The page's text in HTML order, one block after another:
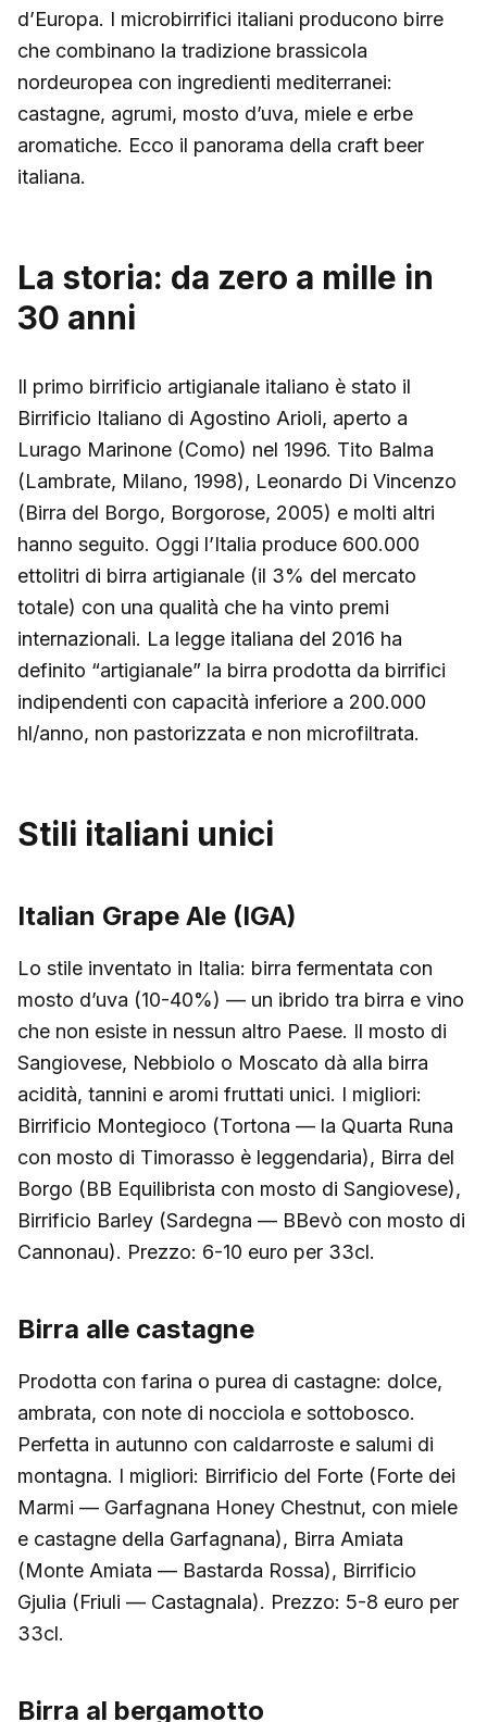
d’Europa. I microbirrifici italiani producono birre
che combinano la tradizione brassicola
nordeuropea con ingredienti mediterranei:
castagne, agrumi, mosto d’uva, miele e erbe
aromatiche. Ecco il panorama della craft beer
italiana.
La storia: da zero a mille in
30 anni
Il primo birrificio artigianale italiano è stato il
Birrificio Italiano di Agostino Arioli, aperto a
Lurago Marinone (Como) nel 1996. Tito Balma
(Lambrate, Milano, 1998), Leonardo Di Vincenzo
(Birra del Borgo, Borgorose, 2005) e molti altri
hanno seguito. Oggi l’Italia produce 600.000
ettolitri di birra artigianale (il 3% del mercato
totale) con una qualità che ha vinto premi
internazionali. La legge italiana del 2016 ha
definito “artigianale” la birra prodotta da birrifici
indipendenti con capacità inferiore a 200.000
hl/anno, non pastorizzata e non microfiltrata.
Stili italiani unici
Italian Grape Ale (IGA)
Lo stile inventato in Italia: birra fermentata con
mosto d’uva (10-40%) — un ibrido tra birra e vino
che non esiste in nessun altro Paese. Il mosto di
Sangiovese, Nebbiolo o Moscato dà alla birra
acidità, tannini e aromi fruttati unici. I migliori:
Birrificio Montegioco (Tortona — la Quarta Runa
con mosto di Timorasso è leggendaria), Birra del
Borgo (BB Equilibrista con mosto di Sangiovese),
Birrificio Barley (Sardegna — BBevò con mosto di
Cannonau). Prezzo: 6-10 euro per 33cl.
Birra alle castagne
Prodotta con farina o purea di castagne: dolce,
ambrata, con note di nocciola e sottobosco.
Perfetta in autunno con caldarroste e salumi di
montagna. I migliori: Birrificio del Forte (Forte dei
Marmi — Garfagnana Honey Chestnut, con miele
e castagne della Garfagnana), Birra Amiata
(Monte Amiata — Bastarda Rossa), Birrificio
Gjulia (Friuli — Castagnala). Prezzo: 5-8 euro per
33cl.
Birra al bergamotto